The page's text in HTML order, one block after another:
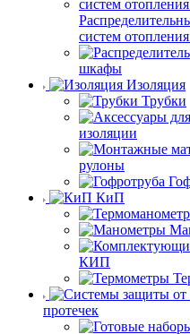
систем
шкафы
Изоляция
Трубки
изоляции
рулоны
КиП
КИП
протечек